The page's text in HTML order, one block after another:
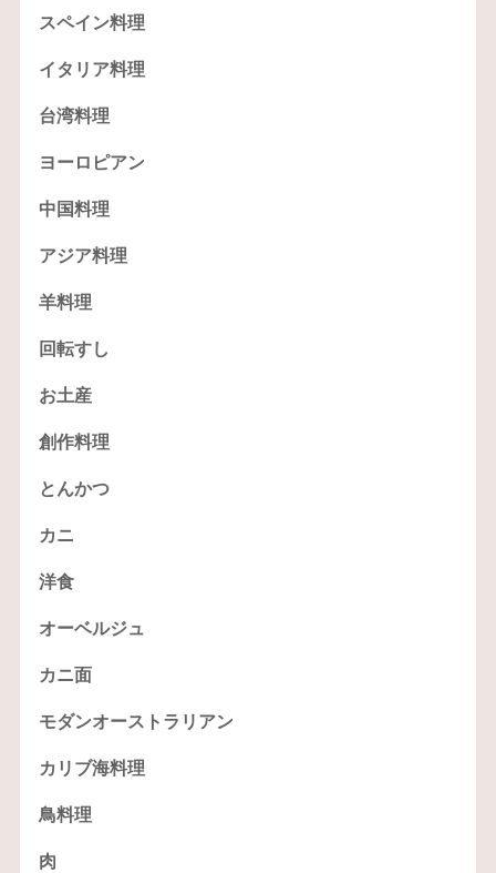
スペイン料理
イタリア料理
台湾料理
ヨーロピアン
中国料理
アジア料理
羊料理
回転すし
お土産
創作料理
とんかつ
カニ
洋食
オーベルジュ
カニ面
モダンオーストラリアン
カリブ海料理
鳥料理
肉